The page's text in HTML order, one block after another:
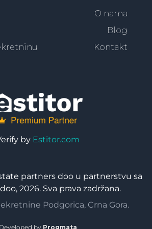
O nama
Blog
Kontakt
by Estitor.com
partners doo u partnerstvu sa
2026. Sva prava zadržana.
Podgorica, Crna Gora.
Developed by Progmata